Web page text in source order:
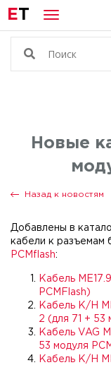
ET
Новые
Назад к новостям
Добавлены в
кабели к разъемам
PCMflash:
Кабель
PCMFlash)
Кабель К/Н
2 (для 71 + 53
Кабель VAG
53 модуля
Кабель К/Н